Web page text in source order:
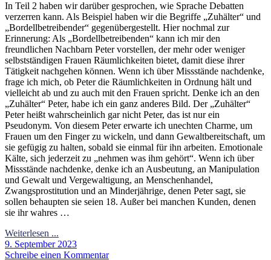
In Teil 2 haben wir darüber gesprochen, wie Sprache Debatten
verzerren kann. Als Beispiel haben wir die Begriffe „Zuhälter“ und
„Bordellbetreibender“ gegenübergestellt. Hier nochmal zur
Erinnerung: Als „Bordellbetreibenden“ kann ich mir den
freundlichen Nachbarn Peter vorstellen, der mehr oder weniger
selbstständigen Frauen Räumlichkeiten bietet, damit diese ihrer
Tätigkeit nachgehen können. Wenn ich über Missstände nachdenke,
frage ich mich, ob Peter die Räumlichkeiten in Ordnung hält und
vielleicht ab und zu auch mit den Frauen spricht. Denke ich an den
„Zuhälter“ Peter, habe ich ein ganz anderes Bild. Der „Zuhälter“
Peter heißt wahrscheinlich gar nicht Peter, das ist nur ein
Pseudonym. Von diesem Peter erwarte ich unechten Charme, um
Frauen um den Finger zu wickeln, und dann Gewaltbereitschaft, um
sie gefügig zu halten, sobald sie einmal für ihn arbeiten. Emotionale
Kälte, sich jederzeit zu „nehmen was ihm gehört“. Wenn ich über
Missstände nachdenke, denke ich an Ausbeutung, an Manipulation
und Gewalt und Vergewaltigung, an Menschenhandel,
Zwangsprostitution und an Minderjährige, denen Peter sagt, sie
sollen behaupten sie seien 18. Außer bei manchen Kunden, denen
sie ihr wahres …
Weiterlesen ...
9. September 2023
Schreibe einen Kommentar